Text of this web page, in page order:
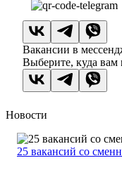
Вакансии в
Выберите, куда вам
Новости
25 вакансий со